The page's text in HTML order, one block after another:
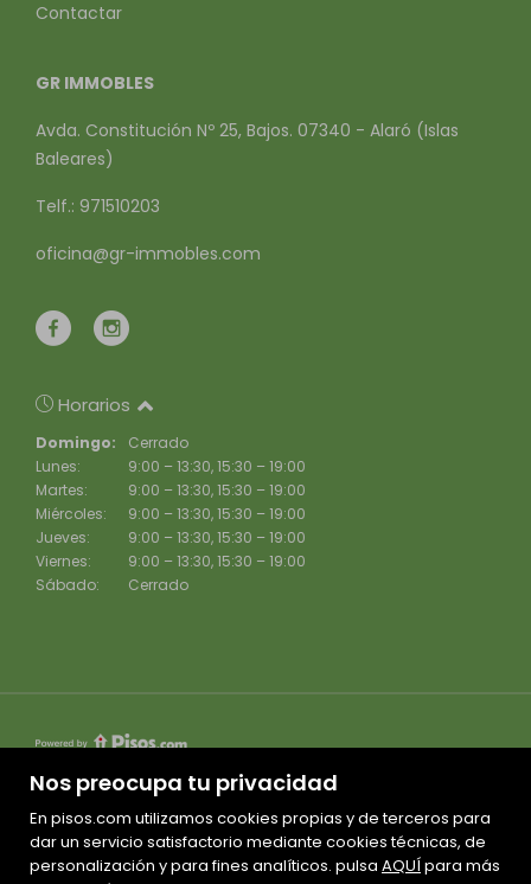
Nos preocupa tu privacidad
En pisos.com utilizamos cookies propias y de terceros para
dar un servicio satisfactorio mediante cookies técnicas, de
personalización y para fines analíticos. pulsa AQUÍpara más
Contactar
GR IMMOBLES
Avda. Constitución Nº 25, Bajos. 07340 - Alaró (Islas
Baleares)
Telf.: 971510203
oficina@gr-immobles.com
Horarios
Domingo:
Cerrado
Lunes:
9:00 – 13:30, 15:30 – 19:00
Martes:
9:00 – 13:30, 15:30 – 19:00
Miércoles:
9:00 – 13:30, 15:30 – 19:00
Jueves:
9:00 – 13:30, 15:30 – 19:00
Viernes:
9:00 – 13:30, 15:30 – 19:00
Sábado:
Cerrado
Mapa Web
Aviso legal